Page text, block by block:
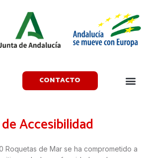
CONTACTO
Accesibilidad
Roquetas de Mar se ha comprometido a